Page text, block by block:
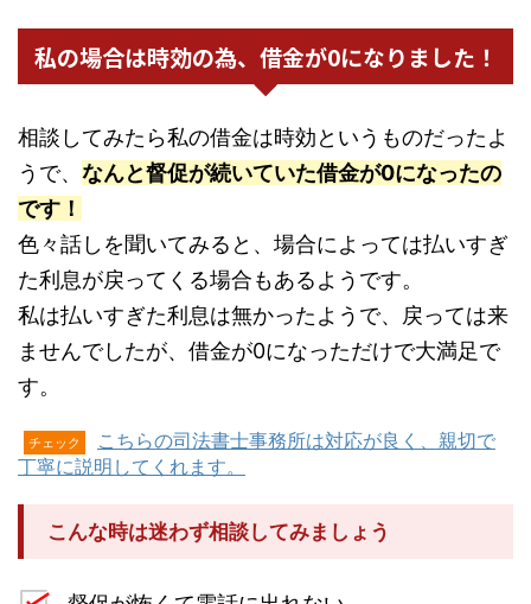
私の場合は時効の為、借金が0になりました！
相談してみたら私の借金は時効というものだったよ
うで、 なんと督促が続いていた借金が0になったの
です！
色々話しを聞いてみると、場合によっては払いすぎ
た利息が戻ってくる場合もあるようです。
私は払いすぎた利息は無かったようで、戻っては来
ませんでしたが、借金が0になっただけで大満足で
す。
チェック
こちらの司法書士事務所は対応が良く、親切で
丁寧に説明してくれます。
こんな時は迷わず相談してみましょう